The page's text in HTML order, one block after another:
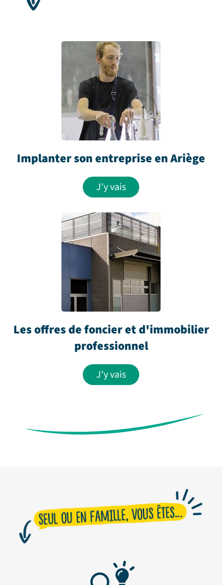
Implanter son entreprise en Ariège
J'y vais
Les offres de foncier et d'immobilier
professionnel
J'y vais